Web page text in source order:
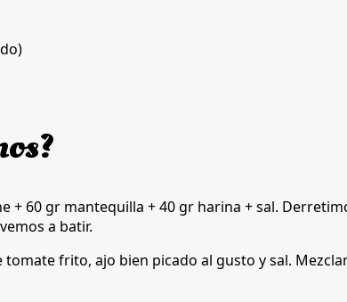
+ 60 gr mantequilla + 40 gr harina + sal.
a batir.
frito, ajo bien picado al gusto y sal.